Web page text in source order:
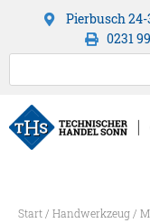
Pierbusch 24-
0231
Start/ Handwerkzeug/